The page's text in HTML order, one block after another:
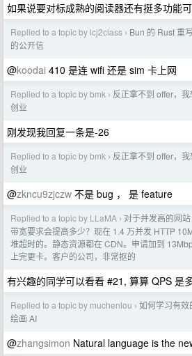
如果说要对标成熟的阅读器还有挺多功能可
Replied to a topic by lcj2class › Bun 的 Rust 重
的公开信
@koodai 410 是连 wifi 还是 sim 卡上网
Replied to a topic by bmk › 反正拿不到 offer，
创业
刚发现我回复一条是-26
Replied to a topic by bmk › 反正拿不到 offer，
创业
@zkncu9zjczw 不是 bug ， 是 feature
Replied to a topic by LLaMA › 对于并发高的网
带宽要求会提高多少？现在 1.4 万并发 HTTP
堆超时的。静态资源都在 CDN。申请加到
上完更卡。客户的公司，非常抠的
有兴趣的同学可以看看 #21, 算算 QPS 是
Replied to a topic by muchenlou › 如何学习有
绘画 AI
@zhangsimon Natural language is the